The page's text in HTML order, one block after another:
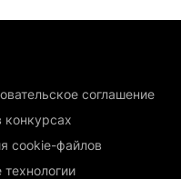
соглашение
конкурсах
cookie-файлов